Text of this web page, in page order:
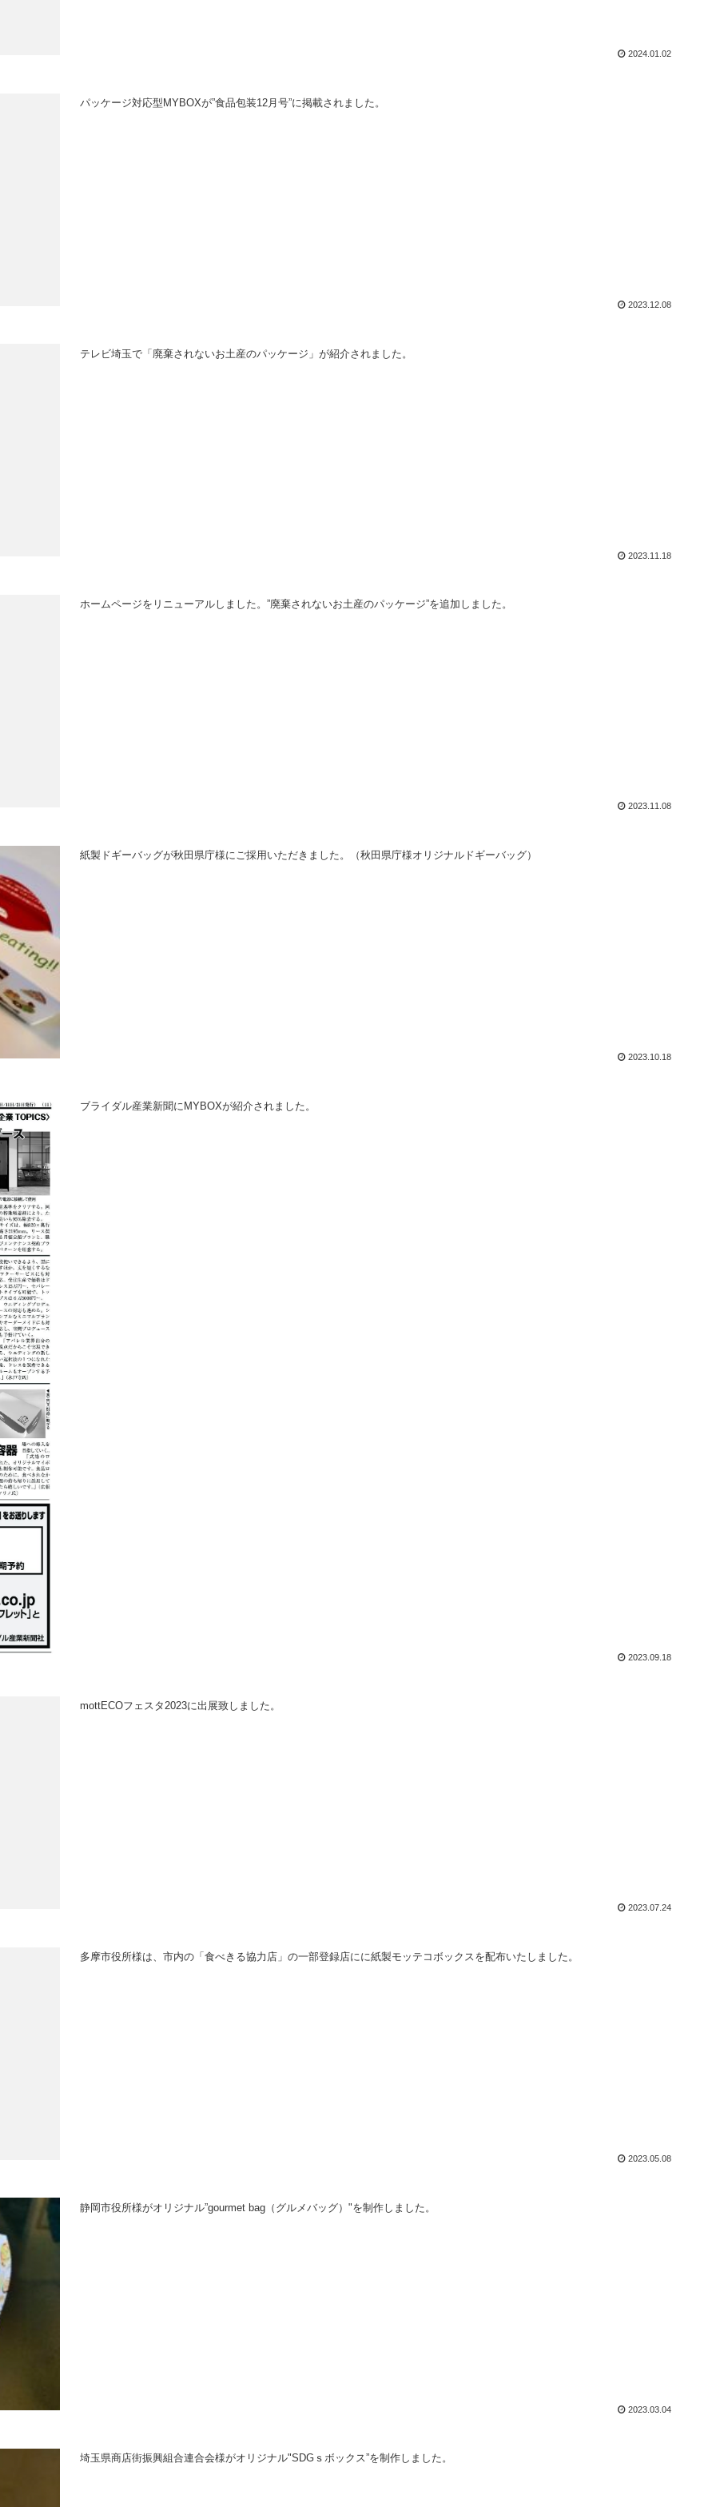
2024.01.02
パッケージ対応型MYBOXが”食品包装12月号”に掲載されました。
2023.12.08
テレビ埼玉で「廃棄されないお土産のパッケージ」が紹介されました。
2023.11.18
ホームページをリニューアルしました。”廃棄されないお土産のパッケージ”を追加しました。
2023.11.08
紙製ドギーバッグが秋田県庁様にご採用いただきました。（秋田県庁様オリジナルドギーバッグ）
2023.10.18
ブライダル産業新聞にMYBOXが紹介されました。
2023.09.18
mottECOフェスタ2023に出展致しました。
2023.07.24
多摩市役所様は、市内の「食べきる協力店」の一部登録店にに紙製モッテコボックスを配布いたしました。
2023.05.08
静岡市役所様がオリジナル”gourmet bag（グルメバッグ）"を制作しました。
2023.03.04
埼玉県商店街振興組合連合会様がオリジナル"SDGｓボックス”を制作しました。